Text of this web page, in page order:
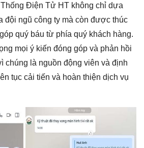
Điện Tử HT không chỉ dựa
đội ngũ công ty mà còn được thúc
quý báu từ phía quý khách hàng.
mọi ý kiến đóng góp và phản hồi
chúng là nguồn động viên và định
tục cải tiến và hoàn thiện dịch vụ